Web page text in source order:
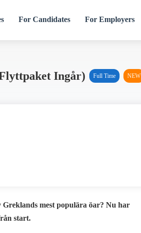
For Candidates For Employers
Ingår) Full Time NEW
mest populära öar? Nu har
start.